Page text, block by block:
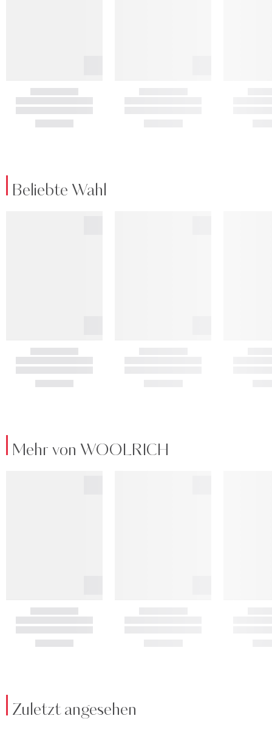
Beliebte Wahl
Mehr von WOOLRICH
Zuletzt angesehen